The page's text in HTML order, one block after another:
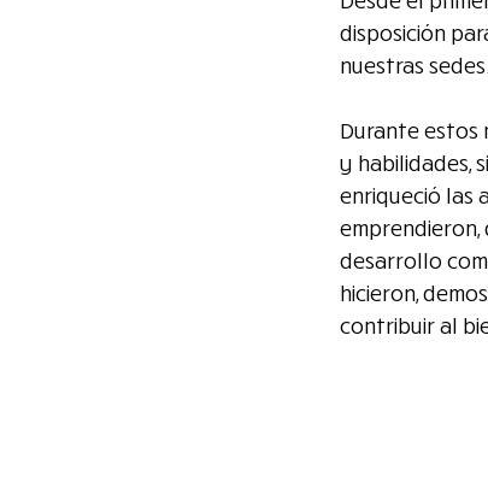
disposición
nuestras sedes.
Durante estos
y habilidades,
enriqueció las
desarrollo
hicieron,
contribuir al